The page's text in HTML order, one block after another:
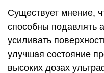
Существует мнение,
способны подавлять
усиливать
улучшая состояние
высоких дозах